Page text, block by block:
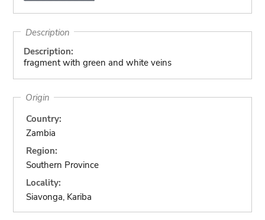
Description
Description:
fragment with green and white veins
Origin
Country:
Zambia
Region:
Southern Province
Locality:
Siavonga, Kariba